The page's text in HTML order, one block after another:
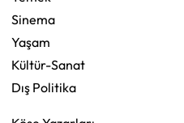
Sinema
Yaşam
Kültür-Sanat
Dış Politika